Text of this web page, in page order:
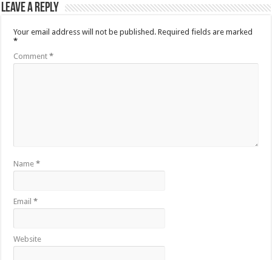
Leave a Reply
Your email address will not be published. Required fields are marked
*
Comment*
Name*
Email*
Website